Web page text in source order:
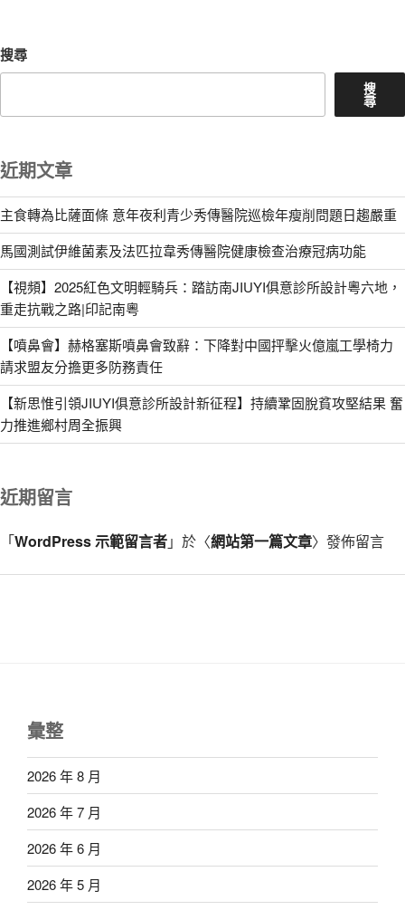
搜尋
搜
尋
近期文章
主食轉為比薩面條 意年夜利青少秀傳醫院巡檢年瘦削問題日趨嚴重
馬國測試伊維菌素及法匹拉韋秀傳醫院健康檢查治療冠病功能
【視頻】2025紅色文明輕騎兵：踏訪南JIUYI俱意診所設計粵六地，
重走抗戰之路|印記南粵
【噴鼻會】赫格塞斯噴鼻會致辭：下降對中國抨擊火億嵐工學椅力
請求盟友分擔更多防務責任
【新思惟引領JIUYI俱意診所設計新征程】持續鞏固脫貧攻堅結果 奮
力推進鄉村周全振興
近期留言
「WordPress 示範留言者」於〈網站第一篇文章〉發佈留言
彙整
2026 年 8 月
2026 年 7 月
2026 年 6 月
2026 年 5 月